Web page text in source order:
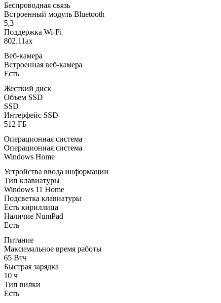
Беспроводная связь
Встроенный модуль Bluetooth
5,3
Поддержка Wi-Fi
802.11ax
Веб-камера
Встроенная веб-камера
Есть
Жесткий диск
Объем SSD
SSD
Интерфейс SSD
512 ГБ
Операционная система
Операционная система
Windows Home
Устройства ввода информации
Тип клавиатуры
Windows 11 Home
Подсветка клавиатуры
Есть кириллица
Наличие NumPad
Есть
Питание
Максимальное время работы
65 Втч
Быстрая зарядка
10 ч
Тип вилки
Есть